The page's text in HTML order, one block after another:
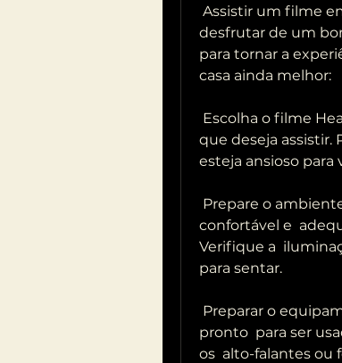
desfrutar de um
para tornar a
casa ainda melhor:
que deseja assistir.
esteja ansioso para
confortável e
Verifique a
para sentar.
pronto  para ser
os  alto-falantes ou